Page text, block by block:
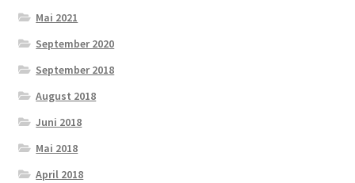
Mai 2021
September 2020
September 2018
August 2018
Juni 2018
Mai 2018
April 2018